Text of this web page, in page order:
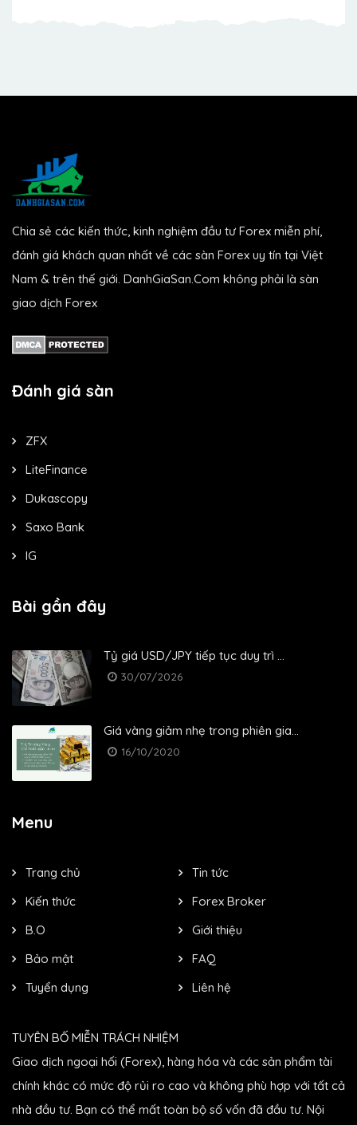
Chia sẻ các kiến thức, kinh nghiệm đầu tư Forex miễn phí,
đánh giá khách quan nhất về các sàn Forex uy tín tại Việt
Nam & trên thế giới. DanhGiaSan.Com không phải là sàn
giao dịch Forex
Đánh giá sàn
ZFX
LiteFinance
Dukascopy
Saxo Bank
IG
Bài gần đây
Tỷ giá USD/JPY tiếp tục duy trì ...
30/07/2026
Giá vàng giảm nhẹ trong phiên gia...
16/10/2020
Menu
Trang chủ
Tin tức
Kiến thức
Forex Broker
B.O
Giới thiệu
Bảo mật
FAQ
Tuyển dụng
Liên hệ
TUYÊN BỐ MIỄN TRÁCH NHIỆM
Giao dịch ngoại hối (Forex), hàng hóa và các sản phẩm tài
chính khác có mức độ rủi ro cao và không phù hợp với tất cả
nhà đầu tư. Bạn có thể mất toàn bộ số vốn đã đầu tư. Nội